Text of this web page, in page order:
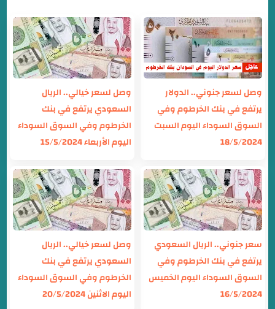
وصل لسعر جنوني.. الدولار
يرتفع في بنك الخرطوم وفي
السوق السوداء اليوم السبت
18/5/2024
وصل لسعر خيالي.. الريال
السعودي يرتفع في بنك
الخرطوم وفي السوق السوداء
اليوم الأربعاء 15/5/2024
سعر جنوني.. الريال السعودي
يرتفع في بنك الخرطوم وفي
السوق السوداء اليوم الخميس
16/5/2024
وصل لسعر خيالي.. الريال
السعودي يرتفع في بنك
الخرطوم وفي السوق السوداء
اليوم الاثنين 20/5/2024